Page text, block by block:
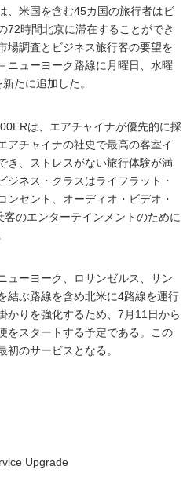
、米国を含む45カ国の旅行者はビ
72時間北京に滞在することができ
場調査とビジネス旅行客の要望を
ニューヨーク路線に月曜日、水曜
たに追加した。
は、エアチャイナが優先的に採
アチャイナの社史で最高の客室イ
き、ストレスがない旅行体験が満
ジネス・クラスはライフラット・
ンセント、オーディオ・ビデオ・
客のエンターテインメントのために
ューヨーク、ロサンゼルス、サン
結ぶ路線を含め北米に4路線を運行
かりを強化するため、7月11日から
をスタートする予定である。この
初のサービスとなる。
Upgrade